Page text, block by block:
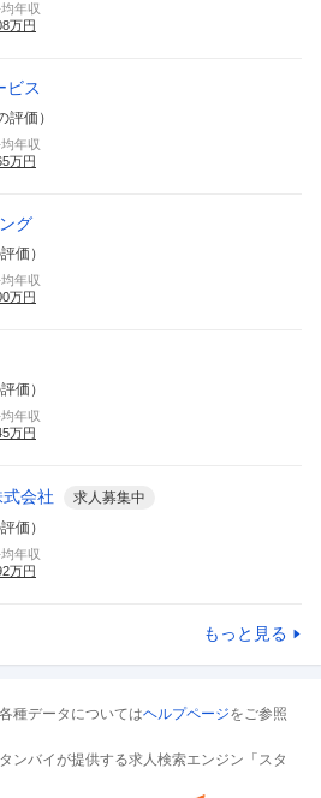
年収
万円
ビス
評価）
年収
万円
グ
価）
年収
万円
価）
年収
万円
会社 求人募集中
価）
年収
万円
もっと見る
種データについてはヘルプページをご参照
ンバイが提供する求人検索エンジン「スタ